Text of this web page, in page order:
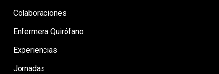
Colaboraciones
Enfermera Quirófano
Experiencias
Jornadas